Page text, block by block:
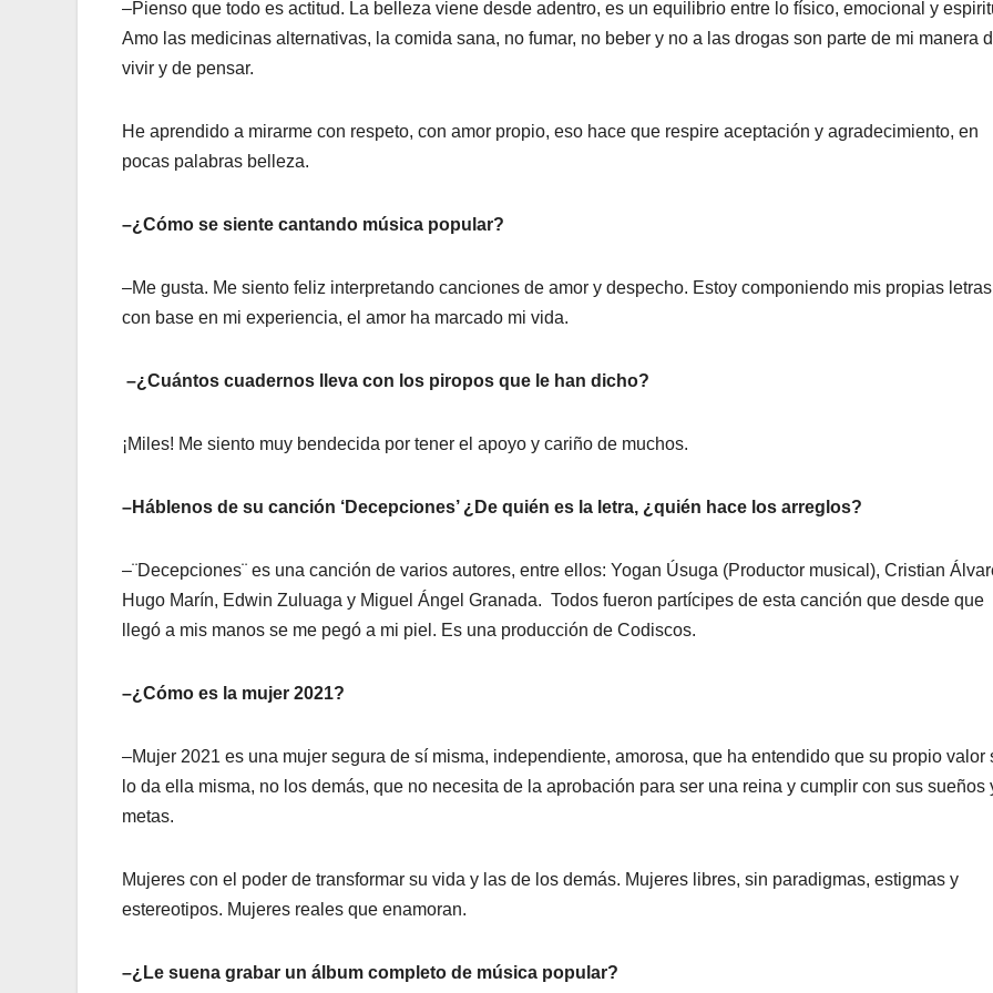
–Pienso que todo es actitud. La belleza viene desde adentro, es un equilibrio entre lo físico, emocional y
Amo las medicinas alternativas, la comida sana, no fumar, no beber y no a las drogas son parte de mi manera
vivir y de pensar.
He aprendido a mirarme con respeto, con amor propio, eso hace que respire aceptación y agradecimiento, en
pocas palabras belleza.
–¿Cómo se siente cantando música popular?
–Me gusta. Me siento feliz interpretando canciones de amor y despecho. Estoy componiendo mis propias
con base en mi experiencia, el amor ha marcado mi vida.
–¿Cuántos cuadernos lleva con los piropos que le han dicho?
¡Miles! Me siento muy bendecida por tener el apoyo y cariño de muchos.
–Háblenos de su canción ‘Decepciones’ ¿De quién es la letra, ¿quién hace los arreglos?
–¨Decepciones¨ es una canción de varios autores, entre ellos: Yogan Úsuga (Productor musical), Cristian
Hugo Marín, Edwin Zuluaga y Miguel Ángel Granada. Todos fueron partícipes de esta canción que desde que
llegó a mis manos se me pegó a mi piel. Es una producción de Codiscos.
–¿Cómo es la mujer 2021?
–Mujer 2021 es una mujer segura de sí misma, independiente, amorosa, que ha entendido que su propio valor
lo da ella misma, no los demás, que no necesita de la aprobación para ser una reina y cumplir con sus sueños
metas.
Mujeres con el poder de transformar su vida y las de los demás. Mujeres libres, sin paradigmas, estigmas y
estereotipos. Mujeres reales que enamoran.
–¿Le suena grabar un álbum completo de música popular?